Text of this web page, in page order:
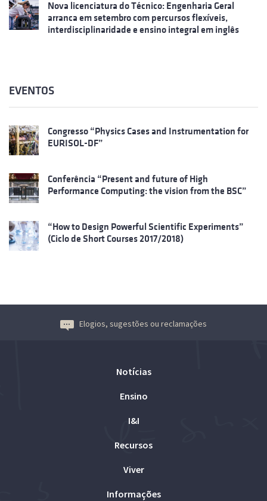
Nova licenciatura do Técnico: Engenharia Geral
arranca em setembro com percursos flexíveis,
interdisciplinaridade e ensino integral em inglês
EVENTOS
Congresso “Physics Cases and Instrumentation for
EURISOL-DF”
Conferência “Present and future of High
Performance Computing: the vision from the BSC”
“How to Design Powerful Scientific Experiments”
(Ciclo de Short Courses 2017/2018)
Elogios, sugestões ou reclamações
Notícias
Ensino
I&I
Recursos
Viver
Informações